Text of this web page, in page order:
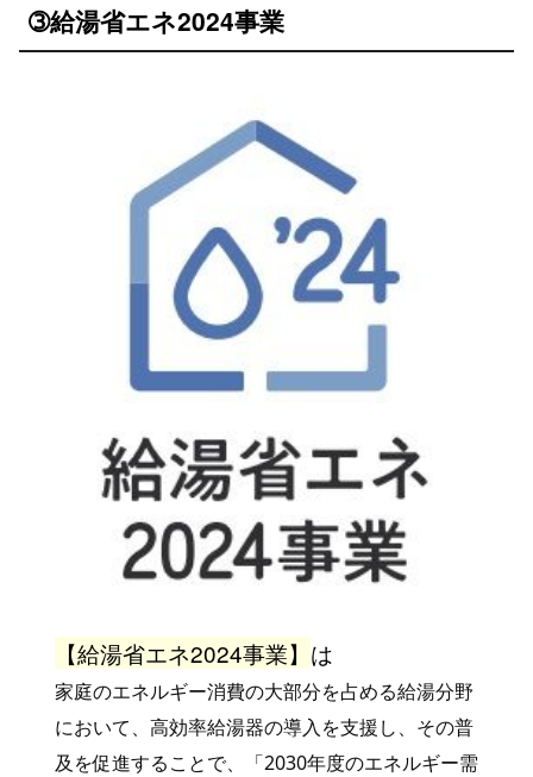
➂給湯省エネ2024事業
【給湯省エネ2024事業】 は
家庭のエネルギー消費の大部分を占める給湯分野
において、高効率給湯器の導入を支援し、その普
及を促進することで、「2030年度のエネルギー需